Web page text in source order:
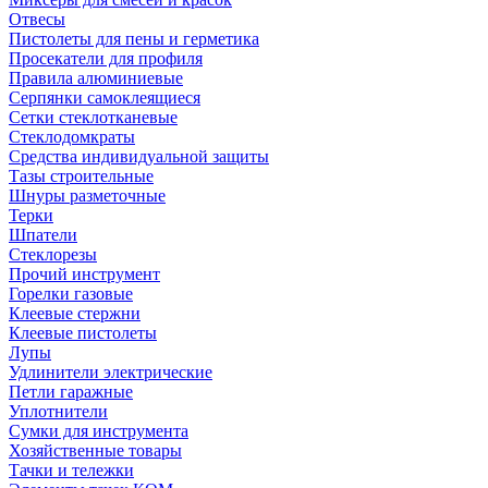
Отвесы
Пистолеты для пены и герметика
Просекатели для профиля
Правила алюминиевые
Серпянки самоклеящиеся
Сетки стеклотканевые
Стеклодомкраты
Средства индивидуальной защиты
Тазы строительные
Шнуры разметочные
Терки
Шпатели
Стеклорезы
Прочий инструмент
Горелки газовые
Клеевые стержни
Клеевые пистолеты
Лупы
Удлинители электрические
Петли гаражные
Уплотнители
Сумки для инструмента
Хозяйственные товары
Тачки и тележки